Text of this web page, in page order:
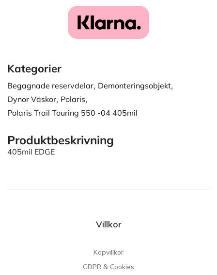
Kategorier
Begagnade reservdelar, Demonteringsobjekt,
Dynor Väskor, Polaris,
Polaris Trail Touring 550 -04 405mil
Produktbeskrivning
405mil EDGE
Villkor
Köpvillkor
GDPR & Cookies